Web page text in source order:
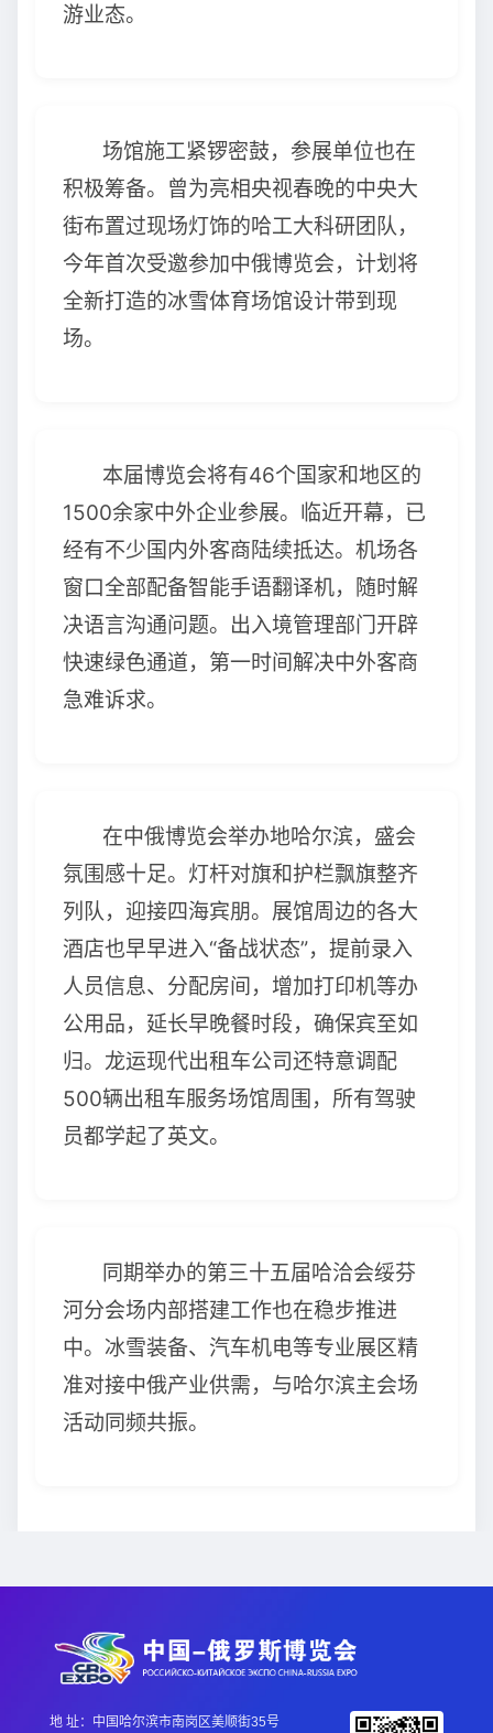
游业态。
场馆施工紧锣密鼓，参展单位也在
积极筹备。曾为亮相央视春晚的中央大
街布置过现场灯饰的哈工大科研团队，
今年首次受邀参加中俄博览会，计划将
全新打造的冰雪体育场馆设计带到现
场。
本届博览会将有46个国家和地区的
1500余家中外企业参展。临近开幕，已
经有不少国内外客商陆续抵达。机场各
窗口全部配备智能手语翻译机，随时解
决语言沟通问题。出入境管理部门开辟
快速绿色通道，第一时间解决中外客商
急难诉求。
在中俄博览会举办地哈尔滨，盛会
氛围感十足。灯杆对旗和护栏飘旗整齐
列队，迎接四海宾朋。展馆周边的各大
酒店也早早进入“备战状态”，提前录入
人员信息、分配房间，增加打印机等办
公用品，延长早晚餐时段，确保宾至如
归。龙运现代出租车公司还特意调配
500辆出租车服务场馆周围，所有驾驶
员都学起了英文。
同期举办的第三十五届哈洽会绥芬
河分会场内部搭建工作也在稳步推进
中。冰雪装备、汽车机电等专业展区精
准对接中俄产业供需，与哈尔滨主会场
活动同频共振。
地 址：中国哈尔滨市南岗区美顺街35号